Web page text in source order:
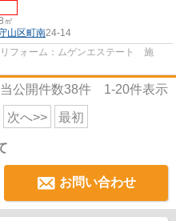
㎡
山区町南24-14
フォーム：ムゲンエステート 施
公開件数38件 1-20件表示
次へ>> 最初
お問い合わせ